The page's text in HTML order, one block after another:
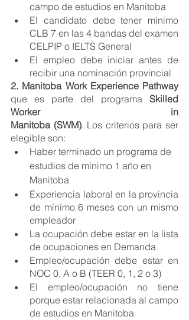
campo de estudios en Manitoba
El candidato debe tener mínimo
CLB 7 en las 4 bandas del examen
CELPIP o IELTS General
El empleo debe iniciar antes de
recibir una nominación provincial
2. Manitoba Work Experience Pathway
que es parte del programa Skilled
Manitoba (SWM). Los criterios para ser
elegible son:
Haber terminado un programa de
estudios de mínimo 1 año en
Manitoba
Experiencia laboral en la provincia
de mínimo 6 meses con un mismo
empleador
La ocupación debe estar en la lista
de ocupaciones en Demanda
Empleo/ocupación debe estar en
NOC 0, A o B (TEER 0, 1, 2 o 3)
El empleo/ocupación no tiene
porque estar relacionada al campo
de estudios en Manitoba